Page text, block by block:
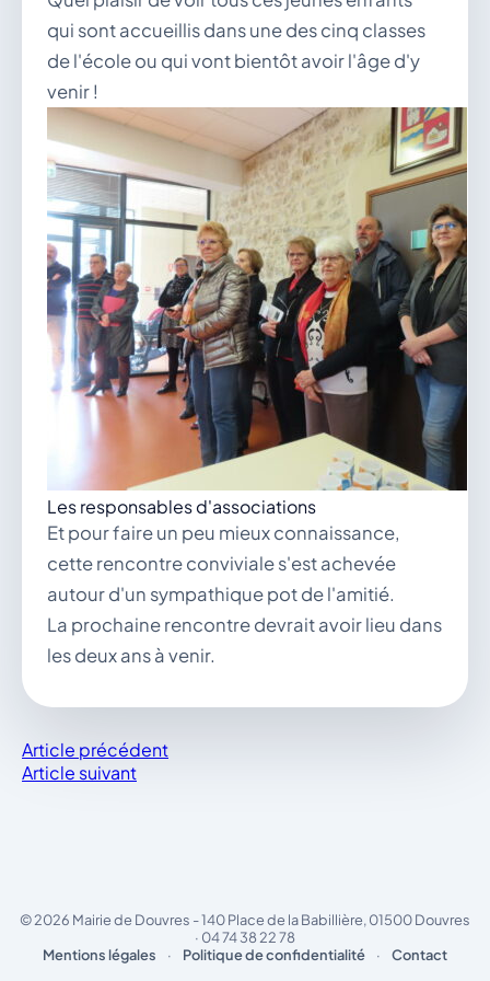
qui sont accueillis dans une des cinq classes
de l'école ou qui vont bientôt avoir l'âge d'y
venir !
Les responsables d'associations
Et pour faire un peu mieux connaissance,
cette rencontre conviviale s'est achevée
autour d'un sympathique pot de l'amitié.
La prochaine rencontre devrait avoir lieu dans
les deux ans à venir.
Article précédent
Article suivant
© 2026 Mairie de Douvres - 140 Place de la Babillière, 01500 Douvres
· 04 74 38 22 78
Mentions légales
· Politique de confidentialité · Contact